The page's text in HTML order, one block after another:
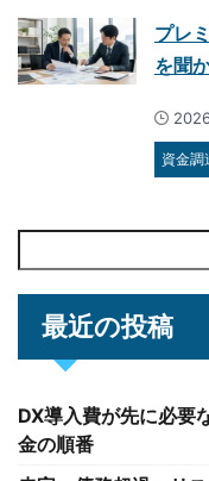
プレ
を聞
資金調
最近の投稿
DX導入費が先に必要
金の順番